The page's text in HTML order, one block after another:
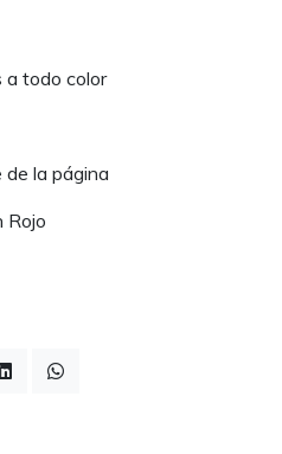
a todo color
la página
Rojo